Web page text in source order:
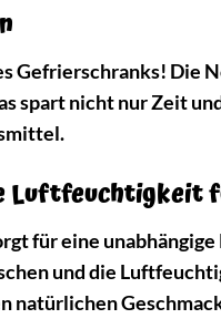
Gefrierschranks! Die
spart nicht nur Zeit
Luftfeuchtigkeit
für eine
und die
natürlichen